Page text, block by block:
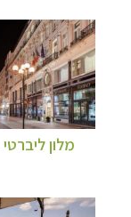
מלון ליברטי